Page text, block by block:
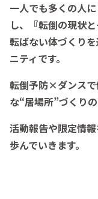
一人でも多くの人
し、『転倒の現状
転ばない体づくり
ニティです。
転倒予防×ダンスで
な“居場所”づくりの
活動報告や限定情
歩んでいきます。